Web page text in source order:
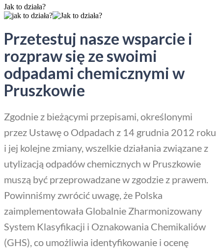
Jak to działa?
Przetestuj nasze wsparcie i
rozpraw się ze swoimi
odpadami chemicznymi w
Pruszkowie
Zgodnie z bieżącymi przepisami, określonymi
przez Ustawę o Odpadach z 14 grudnia 2012 roku
i jej kolejne zmiany, wszelkie działania związane z
utylizacją odpadów chemicznych w Pruszkowie
muszą być przeprowadzane w zgodzie z prawem.
Powinniśmy zwrócić uwagę, że Polska
zaimplementowała Globalnie Zharmonizowany
System Klasyfikacji i Oznakowania Chemikaliów
(GHS), co umożliwia identyfikowanie i ocenę